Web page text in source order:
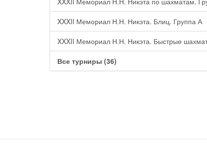
XXXII Мемориал Н.Н. Никэта. Блиц. Группа А
XXXII Мемориал Н.Н. Никэта. Быстрые
Все турниры (36)